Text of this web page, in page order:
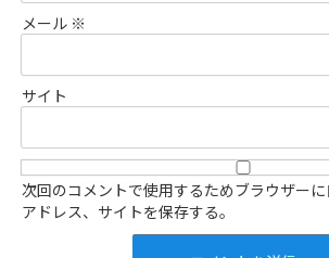
メール ※
サイト
次回のコメントで使用するためブラウザー
アドレス、サイトを保存する。